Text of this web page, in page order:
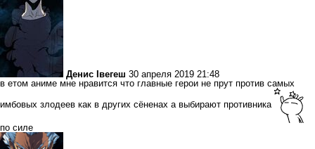
Денис Івегеш 30 апреля 2019 21:48
в етом аниме мне нравится что главные герои не прут против самых
имбовых злодеев как в других сёненах а выбирают противника
по силе